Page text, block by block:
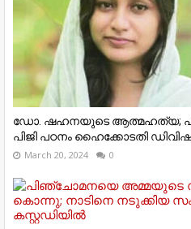
ഡോ. ഷഹനയുടെ ആത്മഹത്യ;
പിജി പഠനം ഹൈക്കോടതി
March 20, 2024 0